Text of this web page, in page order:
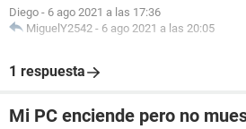
Diego - 6 ago 2021 a las 17:36
MiguelY2542 - 6 ago 2021 a las 20:05
1 respuesta
Mi PC enciende pero no